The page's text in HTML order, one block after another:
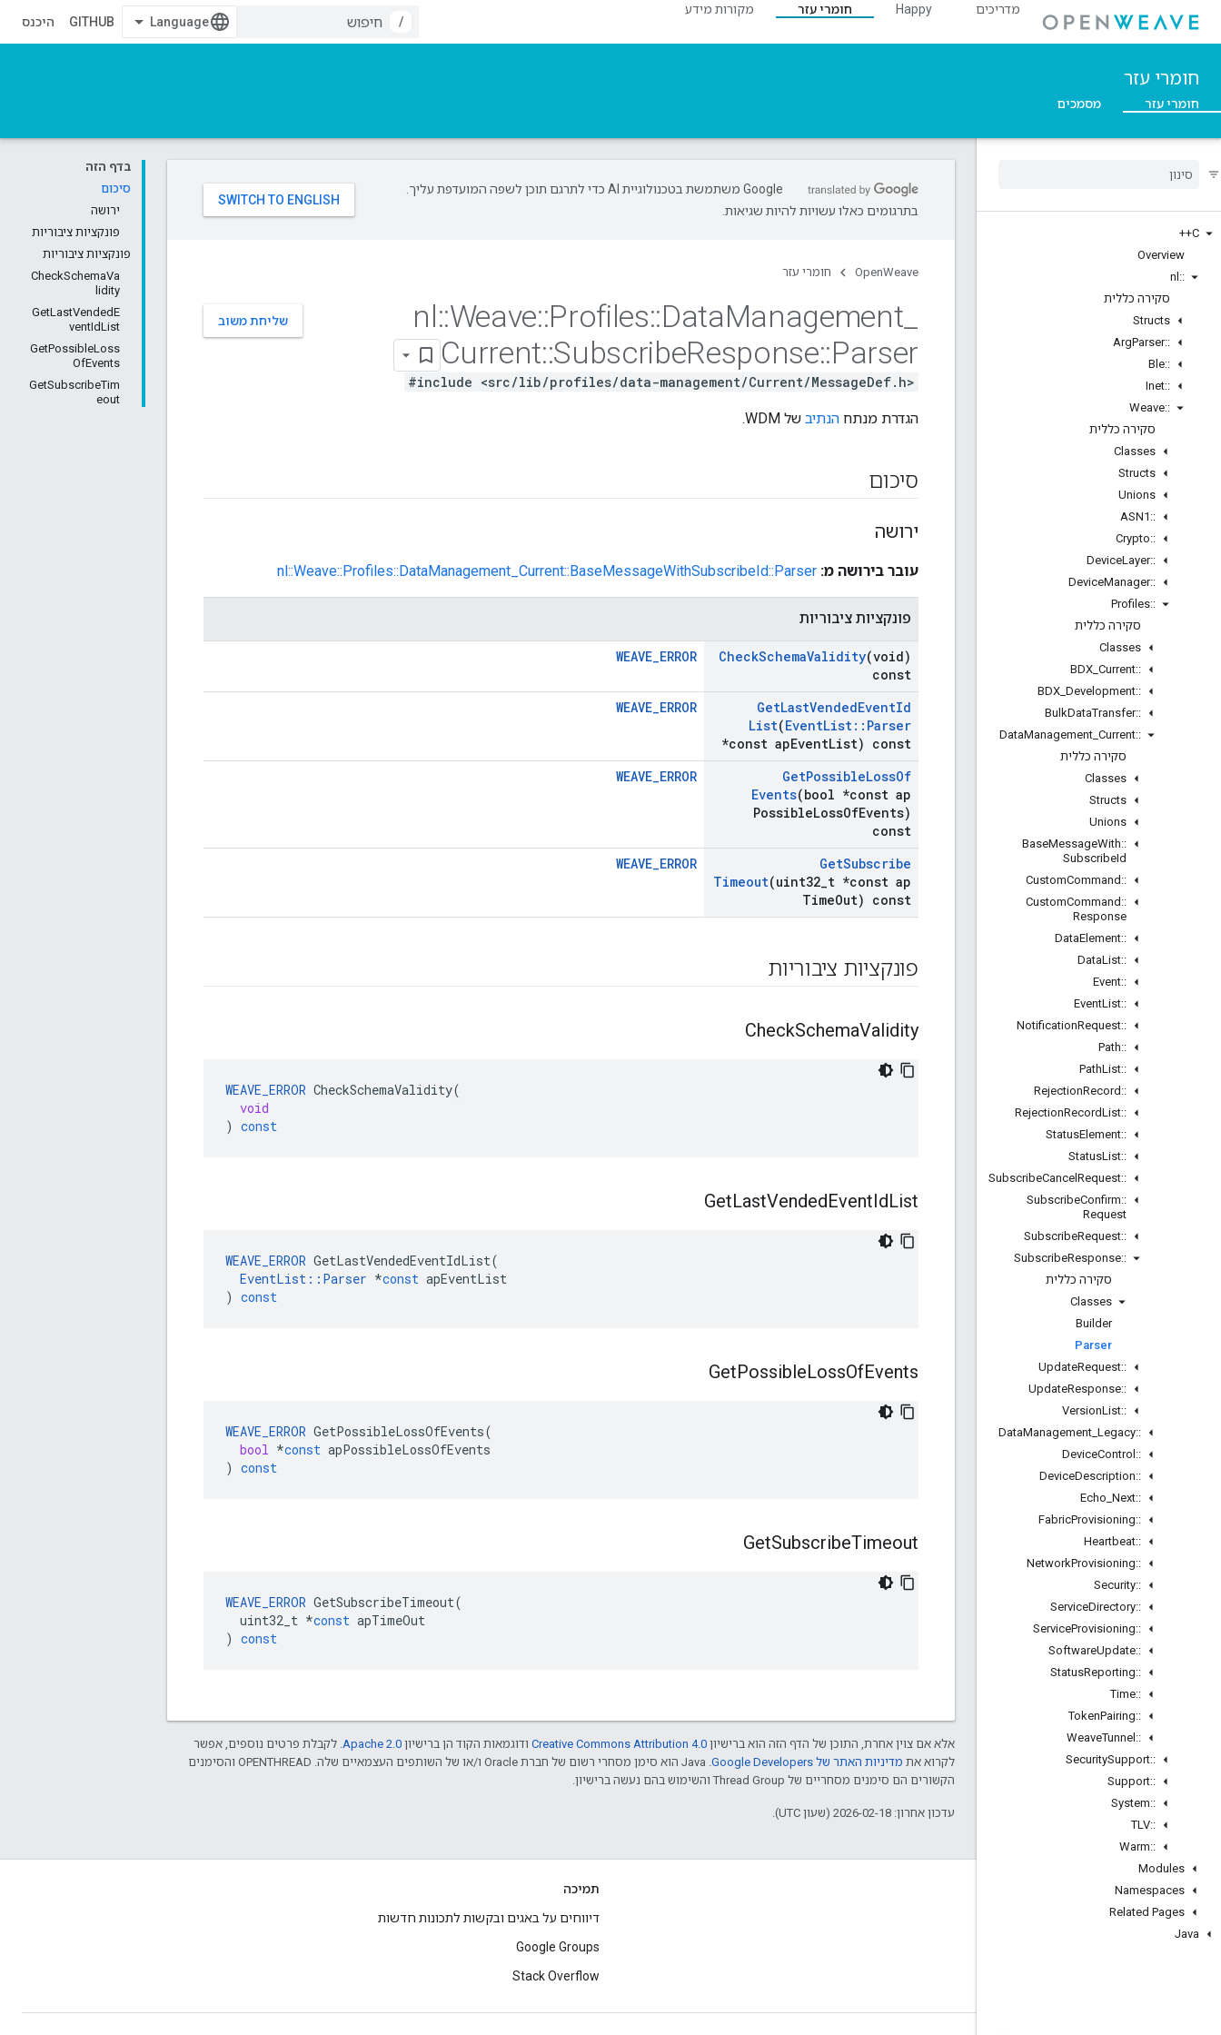
מדריכים Happy חומרי עזר
מקורות מידע
/
GITHUB היכנס
חומרי עזר
חומרי עזר מסמכים
C++
Overview
::
nl
סקירה כללית
Structs
::
ArgParser
::
Ble
::
Inet
::
Weave
סקירה כללית
Classes
Structs
Unions
::
ASN1
::
Crypto
::
DeviceLayer
::
DeviceManager
::
Profiles
סקירה כללית
Classes
::
BDX Current
::
BDX Development
::
BulkDataTransfer
::
DataManagement Current
סקירה כללית
Classes
Structs
Unions
::
BaseMessageWith
SubscribeId
::
CustomCommand
::
CustomCommand
Response
::
DataElement
::
DataList
::
Event
::
EventList
::
NotificationRequest
::
Path
::
PathList
::
RejectionRecord
::
RejectionRecordList
::
StatusElement
::
StatusList
::
SubscribeCancel Request
::
SubscribeConfirm
Request
::
SubscribeRequest
::
SubscribeResponse
סקירה כללית
Classes
Builder
Parser
::
UpdateRequest
::
UpdateResponse
::
VersionList
::
DataManagement Legacy
::
DeviceControl
::
DeviceDescription
::
Echo Next
::
FabricProvisioning
::
Heartbeat
::
NetworkProvisioning
::
Security
::
ServiceDirectory
::
ServiceProvisioning
::
SoftwareUpdate
::
StatusReporting
::
Time
::
TokenPairing
::
WeaveTunnel
::
SecuritySupport
::
Support
::
System
::
TLV
::
Warm
Modules
Namespaces
Related Pages
Java
בדף הזה
סיכום
ירושה
פונקציות ציבוריות
פונקציות ציבוריות
CheckSchemaVa
lidity
GetLastVendedE
ventIdList
GetPossibleLoss
OfEvents
GetSubscribeTim
eout
‫Google משתמשת בטכנולוגיית AI כדי לתרגם תוכן לשפה המועדפת עליך.
בתרגומים כאלו עשויות להיות שגיאות.
OpenWeave חומרי עזר
שליחת משוב nl::Weave::Profiles::DataManagement
Current::SubscribeResponse::Parser
#include <src/lib/profiles/data-management/Current/MessageDef.h>
הגדרת מנתח הנתיב של WDM.
סיכום
ירושה
עובר בירושה מ: nl::Weave::Profiles::DataManagement_Current::BaseMessageWithSubscribeId::Parser
פונקציות ציבוריות
CheckSchemaValidity(void)
const
WEAVE_ERROR
GetLastVendedEventId
List(EventList:: Parser
*const apEventList) const
WEAVE_ERROR
GetPossibleLossOf
Events(bool *const ap
PossibleLossOfEvents)
const
WEAVE_ERROR
GetSubscribe
Timeout(uint32 t *const ap
TimeOut) const
WEAVE_ERROR
פונקציות ציבוריות
CheckSchemaValidity
WEAVE_ERROR CheckSchemaValidity(
void
) const
GetLastVendedEventIdList
WEAVE_ERROR GetLastVendedEventIdList(
EventList :: Parser *const apEventList
) const
GetPossibleLossOfEvents
WEAVE_ERROR GetPossibleLossOfEvents(
bool *const apPossibleLossOfEvents
) const
GetSubscribeTimeout
WEAVE_ERROR GetSubscribeTimeout(
uint32_t *const apTimeOut
) const
אלא אם צוין אחרת, התוכן של הדף הזה הוא ברישיון Creative Commons Attribution 4.0‏ ודוגמאות הקוד הן ברישיון Apache 2.0‏. לקבלת פרטים נוספים, אפשר
לקרוא את מדיניות האתר של Google Developers‏
.‏ Java הוא סימן מסחרי רשום של חברת Oracle ו/או של השותפים העצמאיים שלה. ‫OPENTHREAD והסימנים
הקשורים הם סימנים מסחריים של Thread Group והשימוש בהם נעשה ברישיון.
עדכון אחרון: 2026-02-18 (שעון UTC).
GitHub
OpenWeave
תמיכה
דיווחים על באגים ובקשות לתכונות חדשות
Google Groups
Stack Overflow